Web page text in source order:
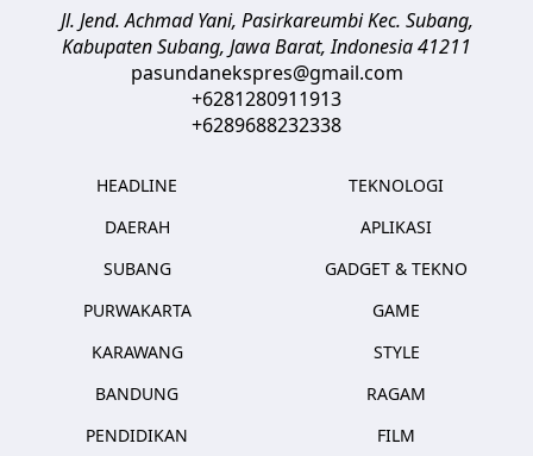
Jl. Jend. Achmad Yani, Pasirkareumbi Kec. Subang,
Kabupaten Subang, Jawa Barat,Indonesia41211
pasundanekspres@gmail.com
+6281280911913
+6289688232338
HEADLINE
DAERAH
SUBANG
PURWAKARTA
KARAWANG
BANDUNG
PENDIDIKAN
TEKNOLOGI
APLIKASI
GADGET & TEKNO
GAME
STYLE
RAGAM
FILM